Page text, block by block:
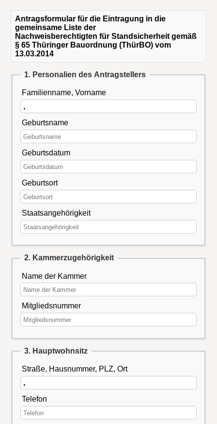
Antragsformular für die Eintragung in die
gemeinsame Liste der
Nachweisberechtigten für Standsicherheit gemäß
§ 65 Thüringer Bauordnung (ThürBO) vom
13.03.2014
1. Personalien des Antragstellers
Familienname, Vorname
Geburtsname
Geburtsdatum
Geburtsort
Staatsangehörigkeit
2. Kammerzugehörigkeit
Name der Kammer
Mitgliedsnummer
3. Hauptwohnsitz
Straße, Hausnummer, PLZ, Ort
Telefon